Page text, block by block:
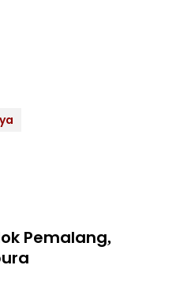
Pemalang,